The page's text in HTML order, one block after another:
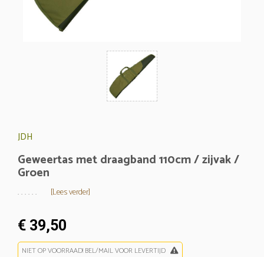
JDH
Geweertas met draagband 110cm / zijvak /
Groen
. . . . . . [Lees verder]
€ 39,50
NIET OP VOORRAAD! BEL/MAIL VOOR LEVERTIJD